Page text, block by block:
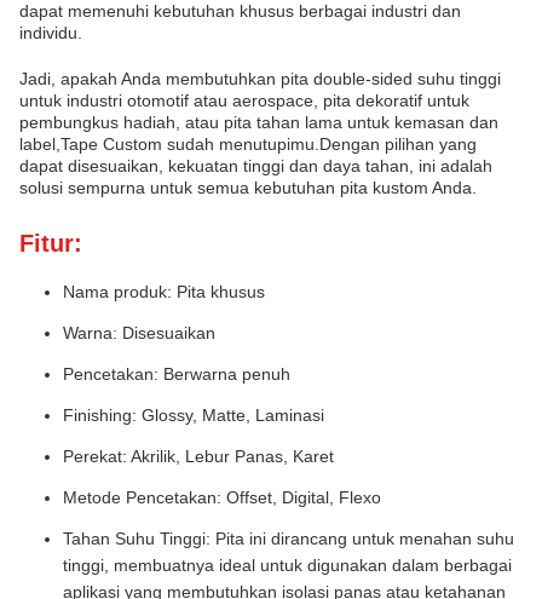
dapat memenuhi kebutuhan khusus berbagai industri dan
individu.
Jadi, apakah Anda membutuhkan pita double-sided suhu tinggi
untuk industri otomotif atau aerospace, pita dekoratif untuk
pembungkus hadiah, atau pita tahan lama untuk kemasan dan
label,Tape Custom sudah menutupimu.Dengan pilihan yang
dapat disesuaikan, kekuatan tinggi dan daya tahan, ini adalah
solusi sempurna untuk semua kebutuhan pita kustom Anda.
Fitur:
Nama produk: Pita khusus
Warna: Disesuaikan
Pencetakan: Berwarna penuh
Finishing: Glossy, Matte, Laminasi
Perekat: Akrilik, Lebur Panas, Karet
Metode Pencetakan: Offset, Digital, Flexo
Tahan Suhu Tinggi: Pita ini dirancang untuk menahan suhu
tinggi, membuatnya ideal untuk digunakan dalam berbagai
aplikasi yang membutuhkan isolasi panas atau ketahanan